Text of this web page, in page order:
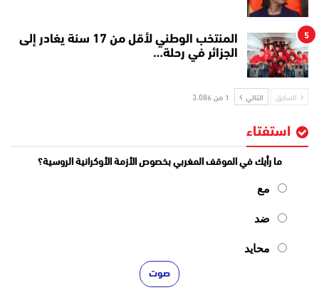
5
المنتخب الوطني لأقل من 17 سنة يغادر إلى
الجزائر في رحلة…
السابق التالي 1 من 3٬086
استفتاء
ما رأيك في الموقف المغربي بخصوص الأزمة الأوكرانية الروسية؟
مع
ضد
محايد